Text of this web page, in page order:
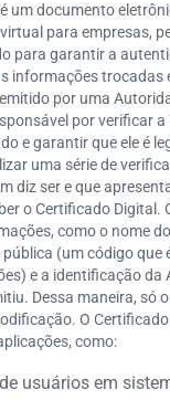
um documento
para empresas,
para garantir a
informações trocadas
por uma
por verificar
e garantir que ele é
uma série de
diz ser e que
o Certificado Digital.
como o nome
(um código que
e a identificação da
Dessa maneira, só
O
como:
usuários em